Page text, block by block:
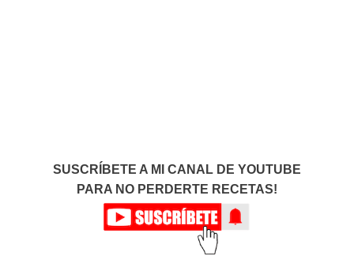
SUSCRÍBETE A MI CANAL DE YOUTUBE
PARA NO PERDERTE RECETAS!